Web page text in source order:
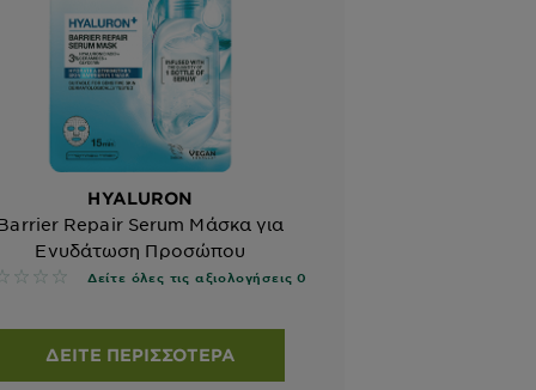
HYALURON
Repair Serum Μάσκα για
Ενυδάτωση Προσώπου
Δείτε όλες τις αξιολογήσεις 0
ΔΕΊΤΕ ΠΕΡΙΣΣΌΤΕΡΑ